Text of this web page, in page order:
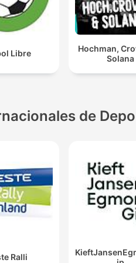
Libre
Hochman,
Solana
de
Ralli